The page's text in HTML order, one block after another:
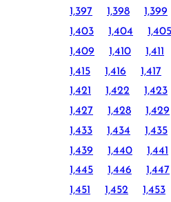
1,397
1,398 1,399
1,403
1,404 1,405
1,409
1,410 1,411
1,415
1,416 1,417
1,421
1,422 1,423
1,427
1,428 1,429
1,433
1,434 1,435
1,439
1,440 1,441
1,445
1,446 1,447
1,451
1,452 1,453